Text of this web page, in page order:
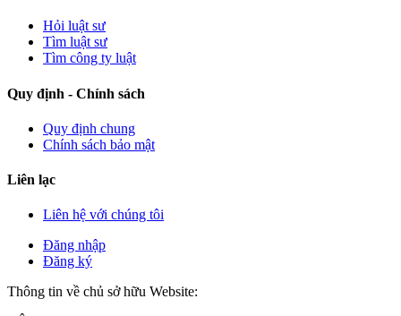
Hỏi luật sư
Tìm luật sư
Tìm công ty luật
Quy định - Chính sách
Quy định chung
Chính sách bảo mật
Liên lạc
Liên hệ với chúng tôi
Đăng nhập
Đăng ký
Thông tin về chủ sở hữu Website: